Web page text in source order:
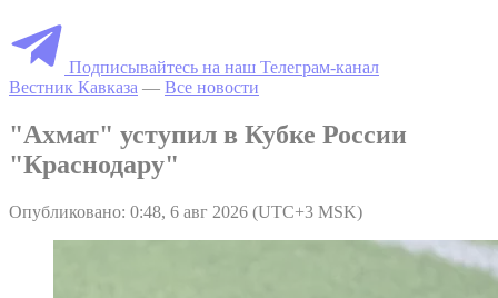
Подписывайтесь на наш Телеграм-канал
Вестник Кавказа — Все новости
"Ахмат" уступил в Кубке России
"Краснодару"
Опубликовано: 0:48, 6 авг 2026 (UTC+3 MSK)